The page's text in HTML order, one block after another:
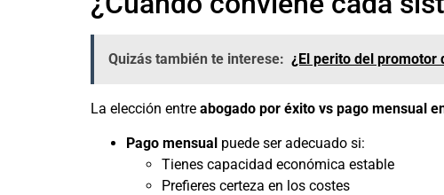
Quizás también te interese: ¿El perito del promotor
La elección entre abogado por éxito vs pago mensual
Pago mensual puede ser adecuado si:
Tienes capacidad económica estable
Prefieres certeza en los costes